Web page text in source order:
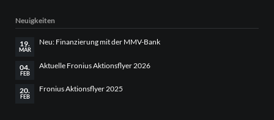
Neuigkeiten
19.
MÄR
Neu: Finanzierung mit der MMV-Bank
04.
FEB
Aktuelle Fronius Aktionsflyer 2026
20.
FEB
Fronius Aktionsflyer 2025